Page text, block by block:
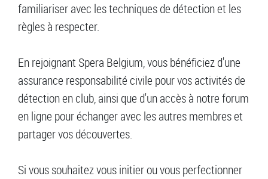
familiariser avec les techniques de détection et les
règles à respecter.
En rejoignant Spera Belgium, vous bénéficiez d'une
assurance responsabilité civile pour vos activités de
détection en club, ainsi que d'un accès à notre forum
en ligne pour échanger avec les autres membres et
partager vos découvertes.
Si vous souhaitez vous initier ou vous perfectionner